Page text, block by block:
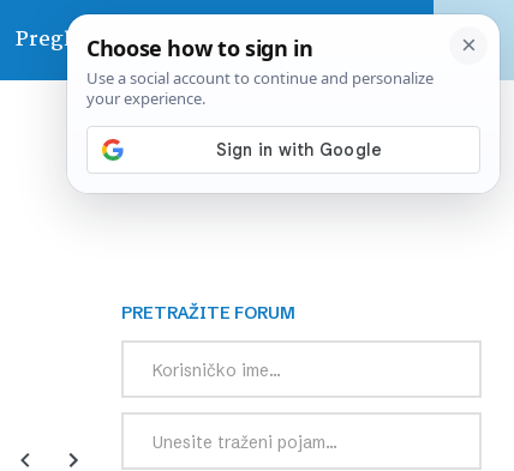
Pregled dana
PRETRAŽITE FORUM